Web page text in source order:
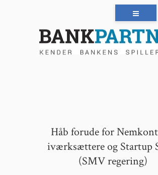
Håb forude for
iværksættere og Startup
(SMV regering)